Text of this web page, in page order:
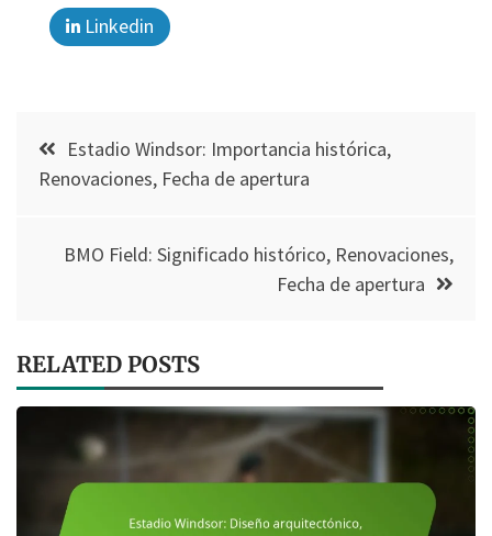
Linkedin
Post
navigation
Estadio Windsor: Importancia histórica,
Renovaciones, Fecha de apertura
BMO Field: Significado histórico, Renovaciones,
Fecha de apertura
RELATED POSTS